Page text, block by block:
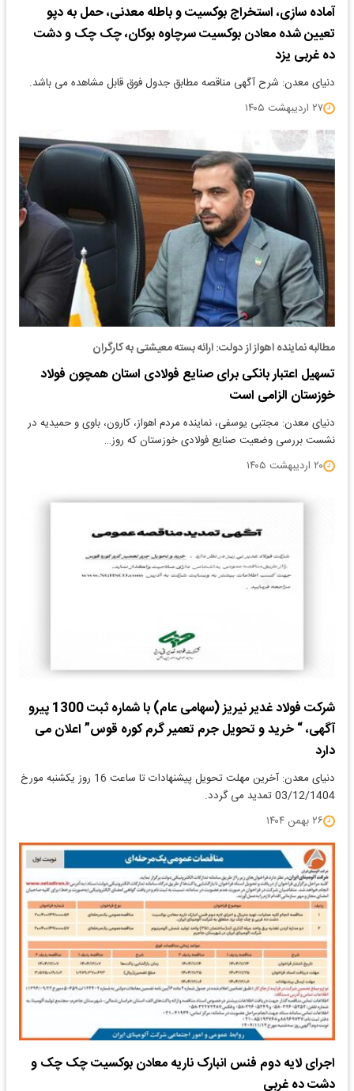
آماده سازی، استخراج بوکسیت و باطله معدنی، حمل به دپو
تعیین شده معادن بوکسیت سرچاوه بوکان، چک چک و دشت
ده غربی یزد
دنیای معدن: شرح آگهی مناقصه مطابق جدول فوق قابل مشاهده می باشد.
۲۷ اردیبهشت ۱۴۰۵
مطالبه نماینده اهواز از دولت: ارائه بسته معیشتی به کارگران
تسهیل اعتبار بانکی برای صنایع فولادی استان همچون فولاد
خوزستان الزامی است
دنیای معدن: مجتبی یوسفی، نماینده مردم اهواز، کارون، باوی و حمیدیه در
نشست بررسی وضعیت صنایع فولادی خوزستان که روز…
۲۰ اردیبهشت ۱۴۰۵
شرکت فولاد غدیر نی­ریز (سهامی عام) با شماره ثبت 1300 پیرو
آگهی، “ خرید و تحویل جرم تعمیر گرم کوره قوس” اعلان می
دارد
دنیای معدن: آخرین مهلت تحویل پیشنهادات تا ساعت 16 روز یکشنبه مورخ
03/12/1404 تمدید می گردد.
۲۶ بهمن ۱۴۰۴
اجرای لایه دوم فنس انبارک ناریه معادن بوکسیت چک چک و
دشت ده غربی